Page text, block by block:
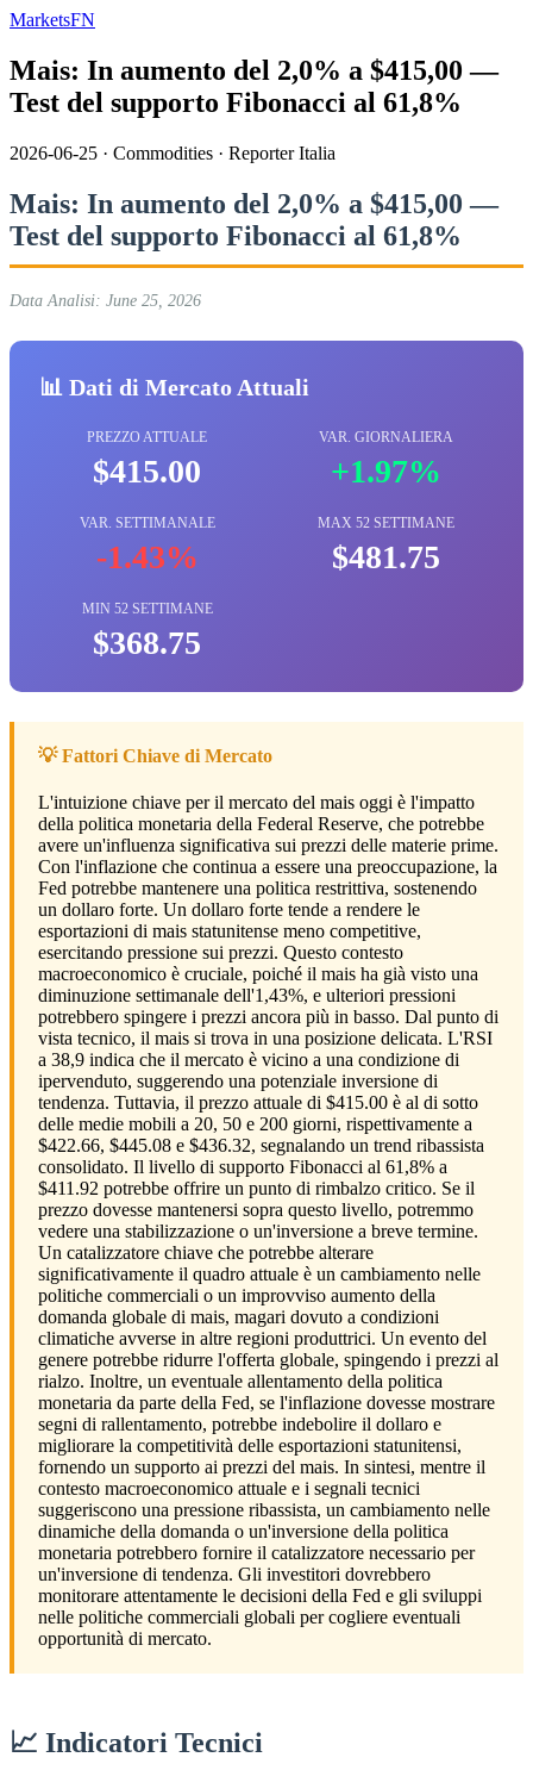
MarketsFN
Mais: In aumento del 2,0% a $415,00 —
Test del supporto Fibonacci al 61,8%
2026-06-25 · Commodities · Reporter Italia
Mais: In aumento del 2,0% a $415,00 —
Test del supporto Fibonacci al 61,8%
Data Analisi: June 25, 2026
📊 Dati di Mercato Attuali
PREZZO ATTUALE
$415.00
VAR. GIORNALIERA
+1.97%
VAR. SETTIMANALE
-1.43%
MAX 52 SETTIMANE
$481.75
MIN 52 SETTIMANE
$368.75
💡 Fattori Chiave di Mercato
L'intuizione chiave per il mercato del mais oggi è l'impatto
della politica monetaria della Federal Reserve, che potrebbe
avere un'influenza significativa sui prezzi delle materie prime.
Con l'inflazione che continua a essere una preoccupazione, la
Fed potrebbe mantenere una politica restrittiva, sostenendo
un dollaro forte. Un dollaro forte tende a rendere le
esportazioni di mais statunitense meno competitive,
esercitando pressione sui prezzi. Questo contesto
macroeconomico è cruciale, poiché il mais ha già visto una
diminuzione settimanale dell'1,43%, e ulteriori pressioni
potrebbero spingere i prezzi ancora più in basso. Dal punto di
vista tecnico, il mais si trova in una posizione delicata. L'RSI
a 38,9 indica che il mercato è vicino a una condizione di
ipervenduto, suggerendo una potenziale inversione di
tendenza. Tuttavia, il prezzo attuale di $415.00 è al di sotto
delle medie mobili a 20, 50 e 200 giorni, rispettivamente a
$422.66, $445.08 e $436.32, segnalando un trend ribassista
consolidato. Il livello di supporto Fibonacci al 61,8% a
$411.92 potrebbe offrire un punto di rimbalzo critico. Se il
prezzo dovesse mantenersi sopra questo livello, potremmo
vedere una stabilizzazione o un'inversione a breve termine.
Un catalizzatore chiave che potrebbe alterare
significativamente il quadro attuale è un cambiamento nelle
politiche commerciali o un improvviso aumento della
domanda globale di mais, magari dovuto a condizioni
climatiche avverse in altre regioni produttrici. Un evento del
genere potrebbe ridurre l'offerta globale, spingendo i prezzi al
rialzo. Inoltre, un eventuale allentamento della politica
monetaria da parte della Fed, se l'inflazione dovesse mostrare
segni di rallentamento, potrebbe indebolire il dollaro e
migliorare la competitività delle esportazioni statunitensi,
fornendo un supporto ai prezzi del mais. In sintesi, mentre il
contesto macroeconomico attuale e i segnali tecnici
suggeriscono una pressione ribassista, un cambiamento nelle
dinamiche della domanda o un'inversione della politica
monetaria potrebbero fornire il catalizzatore necessario per
un'inversione di tendenza. Gli investitori dovrebbero
monitorare attentamente le decisioni della Fed e gli sviluppi
nelle politiche commerciali globali per cogliere eventuali
opportunità di mercato.
📈 Indicatori Tecnici